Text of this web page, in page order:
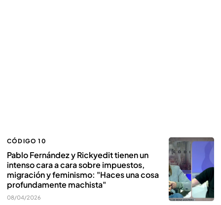
CÓDIGO 10
Pablo Fernández y Rickyedit tienen un
intenso cara a cara sobre impuestos,
migración y feminismo: "Haces una cosa
profundamente machista"
08/04/2026